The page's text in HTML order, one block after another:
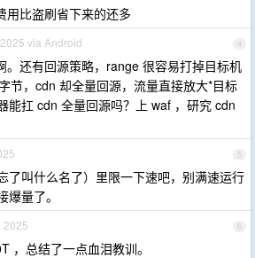
用比盗刷省下来的还多
4
via Android
。还有回源策略，range 很容易打掉目标机
节，cdn 却全量回源，流量直接放大*目标
能扛 cdn 全量回源吗？上 waf ，研究 cdn
5
了叫什么名了）里限一下速吧，别满速运行
量了。
6
2025
，总结了一点血泪教训。